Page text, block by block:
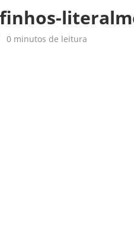
0 minutos de leitura